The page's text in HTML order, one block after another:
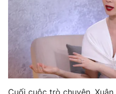
Liên hệ tòa soạn
THỜI BÁO VTV
Cuối cuộc trò chuyện,